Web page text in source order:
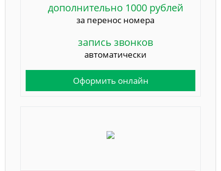
дополнительно 1000 рублей
за перенос номера
запись звонков
автоматически
Оформить онлайн